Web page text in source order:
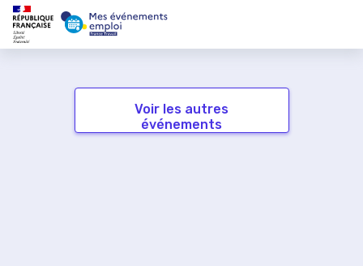
Voir les autres
événements